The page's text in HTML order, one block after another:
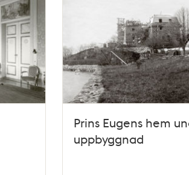
Prins Eugens hem
uppbyggnad